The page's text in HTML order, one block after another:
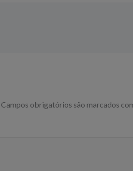
Campos obrigatórios são marcados